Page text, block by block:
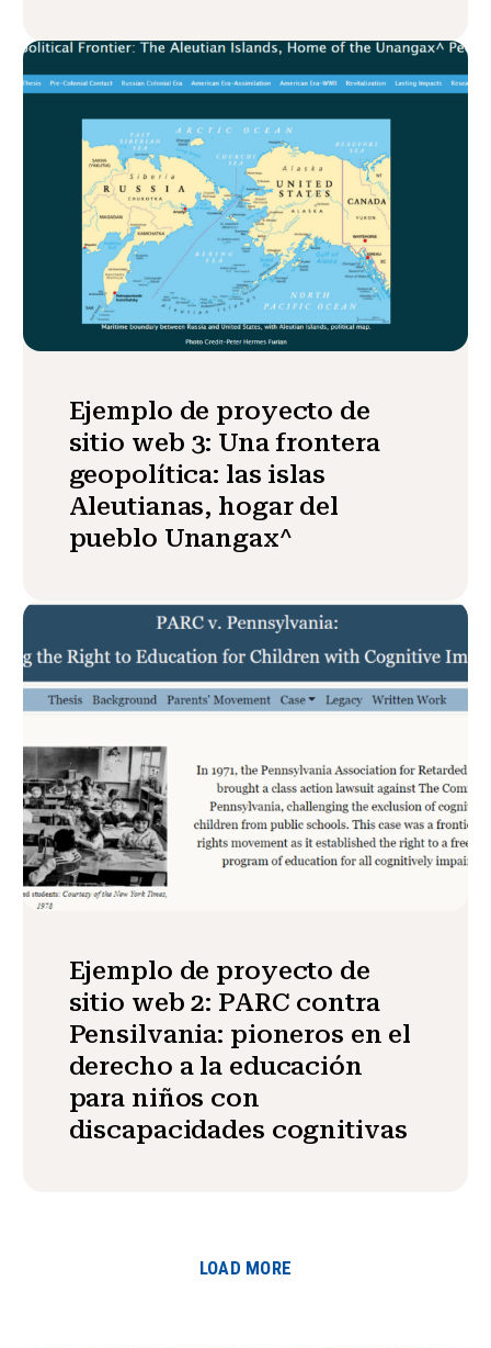
Ejemplo de proyecto de
sitio web 3: Una frontera
geopolítica: las islas
Aleutianas, hogar del
pueblo Unangax^
Ejemplo de proyecto de
sitio web 2: PARC contra
Pensilvania: pioneros en el
derecho a la educación
para niños con
discapacidades cognitivas
LOAD MORE